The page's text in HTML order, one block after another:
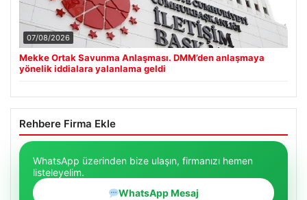
07/08/2026
Mekke Ortak Savunma Anlaşması. DMM’den anlaşmaya
yönelik iddialara yalanlama geldi
Rehbere Firma Ekle
WhatsApp üzerinden bize ulaşın, firmanızı hemen
listeleyelim.
WhatsApp Mesaj